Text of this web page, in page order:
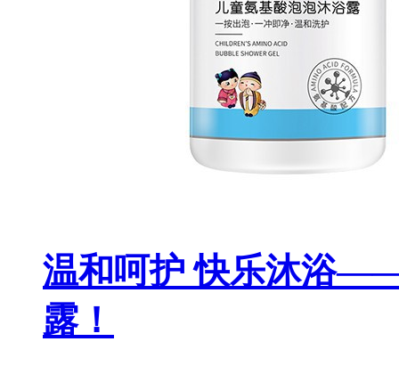
温和呵护 快乐沐浴
露！